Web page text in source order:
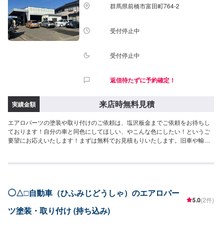
群馬県前橋市富田町764-2
受付停止中
受付停止中
返信待たずに予約確定！
実績金額 来店時無料見積
エアロパーツの塗装や取り付けのご依頼は、塩沢板金までご依頼をお待ちし
ております！自分の車と同色にしてほしい、やこんな色にしたい！というご
要望にお応えいたします！まずは無料でお見積もりいたします。旧車や輸入
◯△□自動車（ひふみじどうしゃ）のエアロパー
ツ塗装・取り付け (持ち込み)
5.0(2件)